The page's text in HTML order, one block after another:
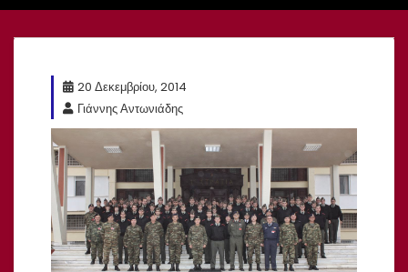
20 Δεκεμβρίου, 2014
Γιάννης Αντωνιάδης